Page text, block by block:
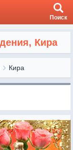
Поиск
Кира
Кира